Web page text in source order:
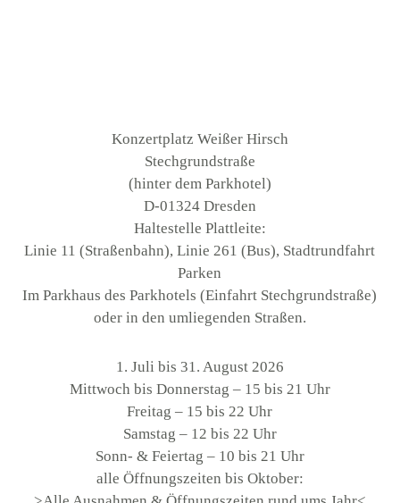
Konzertplatz Weißer Hirsch
Stechgrundstraße
(hinter dem Parkhotel)
D-01324 Dresden
Haltestelle Plattleite:
Linie 11 (Straßenbahn), Linie 261 (Bus), Stadtrundfahrt
Parken
Im Parkhaus des Parkhotels (Einfahrt Stechgrundstraße)
oder in den umliegenden Straßen.
1. Juli bis 31. August 2026
Mittwoch bis Donnerstag – 15 bis 21 Uhr
Freitag – 15 bis 22 Uhr
Samstag – 12 bis 22 Uhr
Sonn- & Feiertag – 10 bis 21 Uhr
alle Öffnungszeiten bis Oktober: